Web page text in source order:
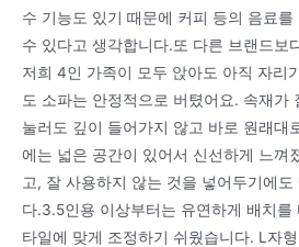
수 기능도 있기 때문에 커피 등의 음료
수 있다고 생각합니다.또 다른 브랜드보
저희 4인 가족이 모두 앉아도 아직 자리
도 소파는 안정적으로 버텼어요. 속재가
눌러도 깊이 들어가지 않고 바로 원래대
에는 넓은 공간이 있어서 신선하게 느껴
고, 잘 사용하지 않는 것을 넣어두기에도
다.3.5인용 이상부터는 유연하게 배치를
타일에 맞게 조정하기 쉬웠습니다. L자